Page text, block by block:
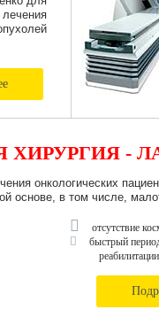
лечения
-
онкологических
основе, в том числе,
отсутствие
быстрый
реабилитации